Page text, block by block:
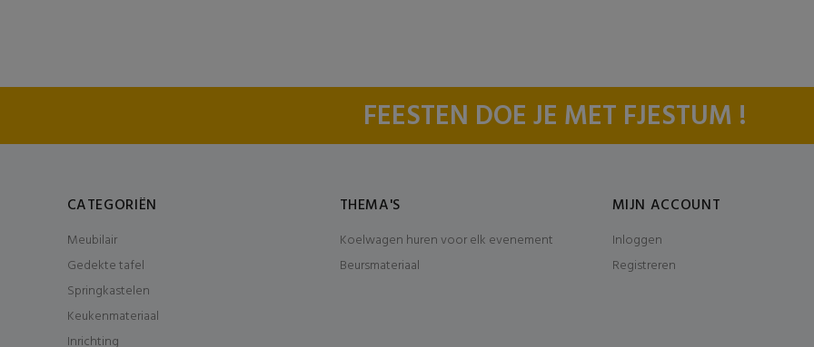
FEESTEN DOE JE MET FJESTUM !
CATEGORIËN
Meubilair
Gedekte tafel
Springkastelen
Keukenmateriaal
Inrichting
THEMA'S
Koelwagen huren voor elk evenement
Beursmateriaal
MIJN ACCOUNT
Inloggen
Registreren